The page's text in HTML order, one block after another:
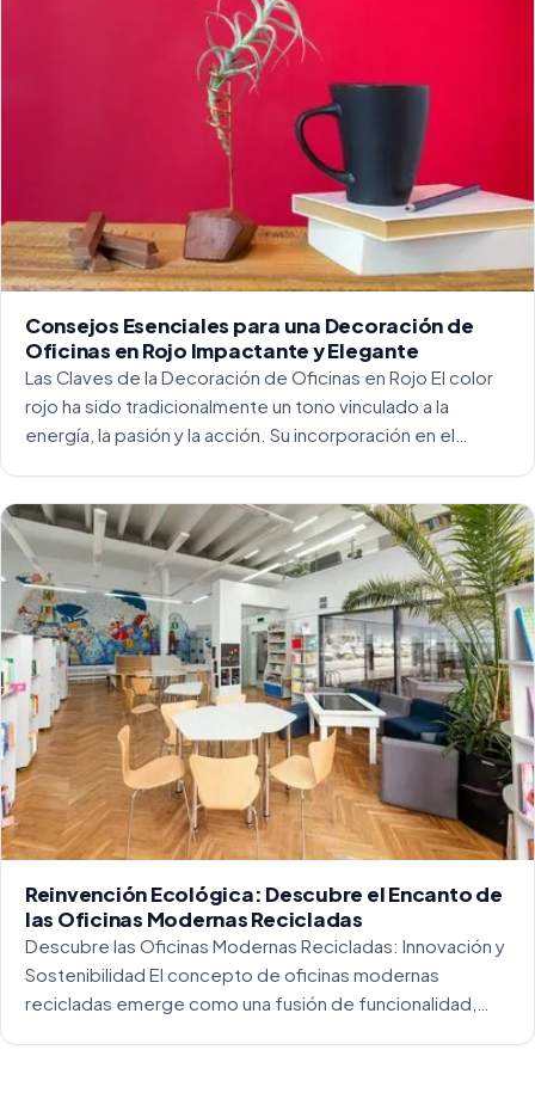
Consejos Esenciales para una Decoración de
Oficinas en Rojo Impactante y Elegante
Las Claves de la Decoración de Oficinas en Rojo El color
rojo ha sido tradicionalmente un tono vinculado a la
energía, la pasión y la acción. Su incorporación en el
Reinvención Ecológica: Descubre el Encanto de
las Oficinas Modernas Recicladas
Descubre las Oficinas Modernas Recicladas: Innovación y
Sostenibilidad El concepto de oficinas modernas
recicladas emerge como una fusión de funcionalidad,